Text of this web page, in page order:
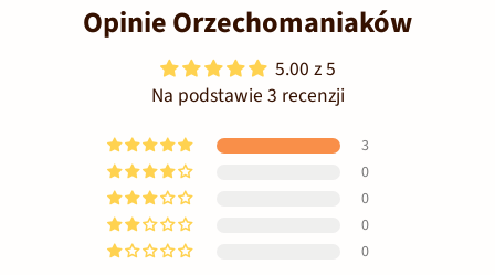
Opinie Orzechomaniaków
5.00 z 5
Na podstawie 3 recenzji
3
0
0
0
0